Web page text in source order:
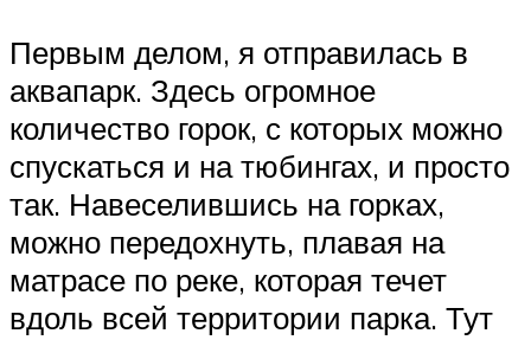
Первым делом, я отправилась в
аквапарк. Здесь огромное
количество горок, с которых можно
спускаться и на тюбингах, и просто
так. Навеселившись на горках,
можно передохнуть, плавая на
матрасе по реке, которая течет
вдоль всей территории парка. Тут